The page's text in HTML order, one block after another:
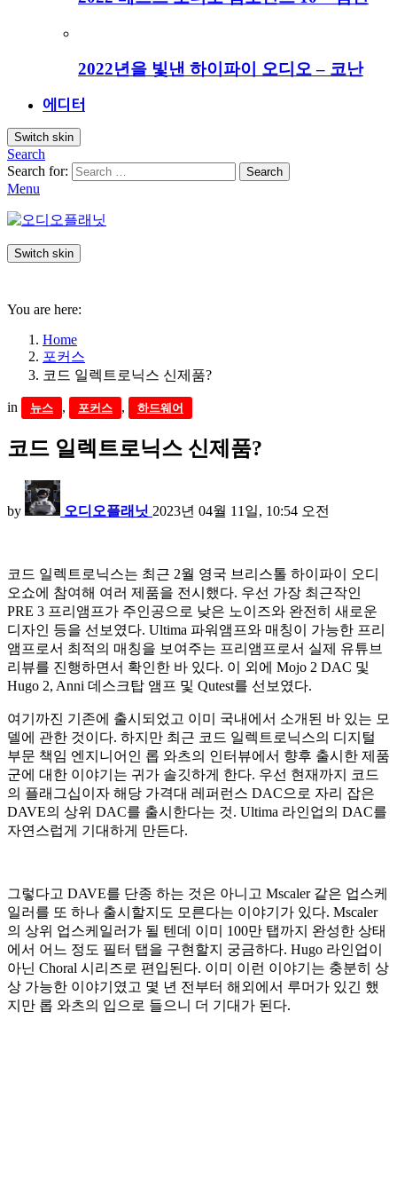
2022년을 빛낸 하이파이 오디오 – 코난
에디터
Switch skin
Search
Search for:
Search
Menu
Switch skin
You are here:
Home
포커스
코드 일렉트로닉스 신제품?
in 뉴스 , 포커스 , 하드웨어
코드 일렉트로닉스 신제품?
by 오디오플래닛 2023년 04월 11일, 10:54 오전
코드 일렉트로닉스는 최근 2월 영국 브리스톨 하이파이 오디
오쇼에 참여해 여러 제품을 전시했다. 우선 가장 최근작인
PRE 3 프리앰프가 주인공으로 낮은 노이즈와 완전히 새로운
디자인 등을 선보였다. Ultima 파워앰프와 매칭이 가능한 프리
앰프로서 최적의 매칭을 보여주는 프리앰프로서 실제 유튜브
리뷰를 진행하면서 확인한 바 있다. 이 외에 Mojo 2 DAC 및
Hugo 2, Anni 데스크탑 앰프 및 Qutest를 선보였다.
여기까진 기존에 출시되었고 이미 국내에서 소개된 바 있는 모
델에 관한 것이다. 하지만 최근 코드 일렉트로닉스의 디지털
부문 책임 엔지니어인 롭 와츠의 인터뷰에서 향후 출시한 제품
군에 대한 이야기는 귀가 솔깃하게 한다. 우선 현재까지 코드
의 플래그십이자 해당 가격대 레퍼런스 DAC으로 자리 잡은
DAVE의 상위 DAC를 출시한다는 것. Ultima 라인업의 DAC를
자연스럽게 기대하게 만든다.
그렇다고 DAVE를 단종 하는 것은 아니고 Mscaler 같은 업스케
일러를 또 하나 출시할지도 모른다는 이야기가 있다. Mscaler
의 상위 업스케일러가 될 텐데 이미 100만 탭까지 완성한 상태
에서 어느 정도 필터 탭을 구현할지 궁금하다. Hugo 라인업이
아닌 Choral 시리즈로 편입된다. 이미 이런 이야기는 충분히 상
상 가능한 이야기였고 몇 년 전부터 해외에서 루머가 있긴 했
지만 롭 와츠의 입으로 들으니 더 기대가 된다.